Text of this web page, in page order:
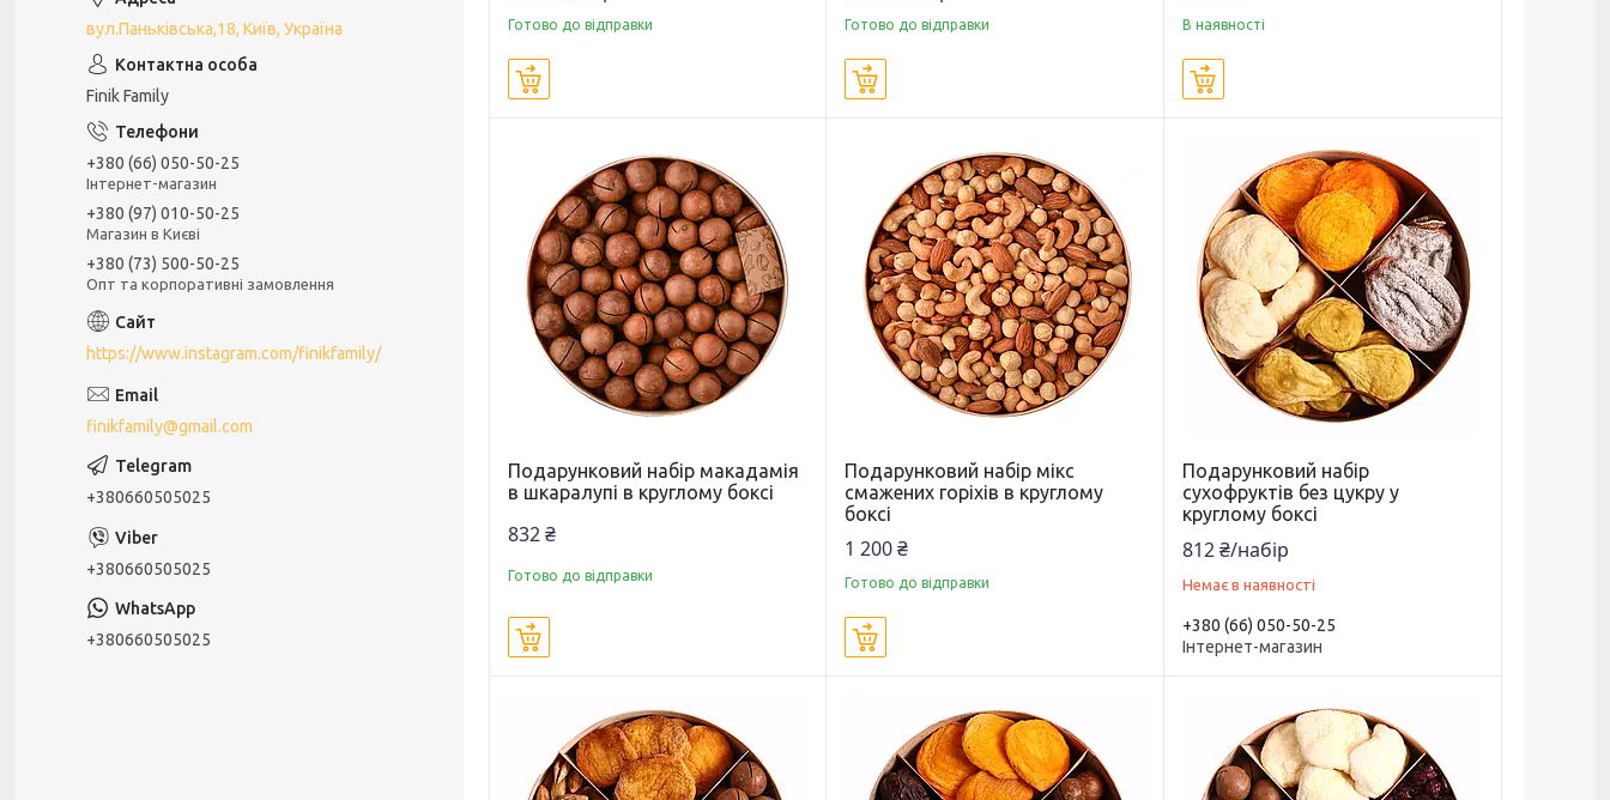
Готово до відправки Готово до відправки В наявності
Подарунковий набір макадамія
в шкаралупі в круглому боксі
832 ₴
Готово до відправки
Подарунковий набір мікс
смажених горіхів в круглому
боксі
1 200 ₴
Готово до відправки
Подарунковий набір
сухофруктів без цукру у
круглому боксі
812 ₴/набір
Немає в наявності
+380 (66) 050-50-25
Інтернет-магазин
вул.Паньківська,18, Київ, Україна
Finik Family
+380 (66) 050-50-25
Інтернет-магазин
+380 (97) 010-50-25
Магазин в Києві
+380 (73) 500-50-25
Опт та корпоративні замовлення
https://www.instagram.com/finikfamily/
finikfamily@gmail.com
+380660505025
+380660505025
+380660505025